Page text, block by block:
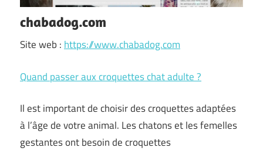
chabadog.com
Site web :https://www.chabadog.com
Quand passer aux croquettes chat adulte ?
Il est important de choisir des croquettes adaptées
à l’âge de votre animal. Les chatons et les femelles
gestantes ont besoin de croquettes